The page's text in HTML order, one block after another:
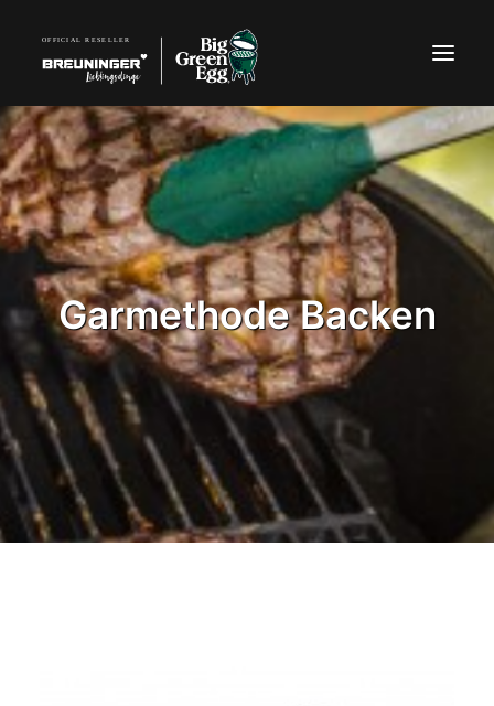
TELEFON: 07940 918270
Garmethode Backen